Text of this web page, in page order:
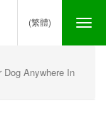
(繁體)
Dog Anywhere In